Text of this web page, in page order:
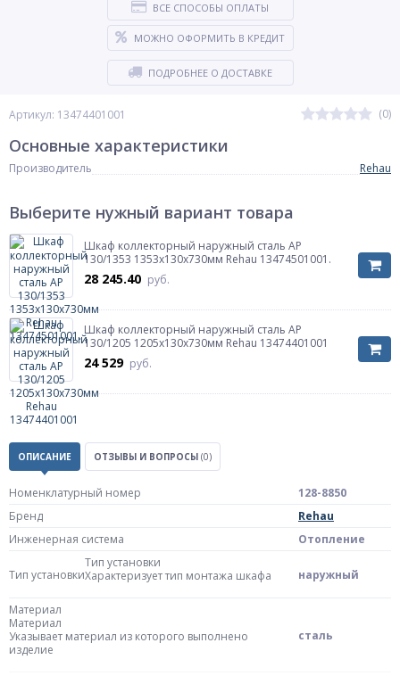
Артикул: 13474401001 (0)
ВСЕ СПОСОБЫ ОПЛАТЫ
МОЖНО ОФОРМИТЬ В КРЕДИТ
ПОДРОБНЕЕ О ДОСТАВКЕ
Основные характеристики
Производитель Rehau
Выберите нужный вариант товара
Шкаф коллекторный наружный сталь AP
130/1353 1353х130х730мм Rehau 13474501001.
28 245.40 руб.
Шкаф коллекторный наружный сталь AP
130/1205 1205х130х730мм Rehau 13474401001
24 529 руб.
ОПИСАНИЕ ОТЗЫВЫ И ВОПРОСЫ (0)
Номенклатурный номер
128-8850
Бренд
Rehau
Инженерная система
Отопление
Тип установки
Тип установки
Характеризует тип монтажа шкафа
наружный
Материал
Материал
Указывает материал из которого выполнено
изделие
сталь